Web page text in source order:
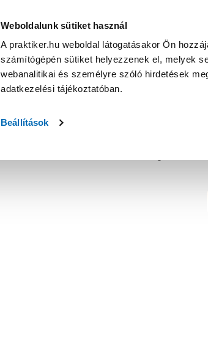
Weboldalunk sütiket használ
A praktiker.hu weboldal látogatásakor Ön
számítógépén sütiket helyezzenek el, melyek
webanalitikai és személyre szóló hirdetések
adatkezelési tájékoztatóban.
Beállítások